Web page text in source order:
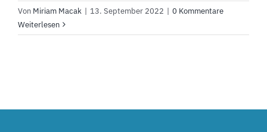
Von Miriam Macak | 13. September 2022 | 0 Kommentare
Weiterlesen